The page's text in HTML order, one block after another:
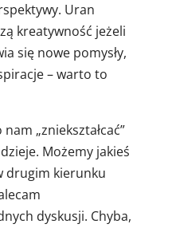
Uran
kreatywność jeżeli
się nowe pomysły,
– warto to
„zniekształcać”
Możemy jakieś
drugim kierunku
dyskusji. Chyba,